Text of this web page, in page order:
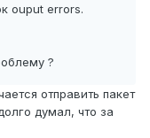
ouput errors.
?
отправить пакет
думал, что за